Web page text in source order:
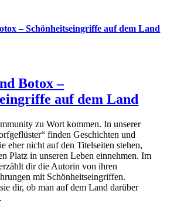
– Schönheitseingriffe auf dem Land
Botox –
auf dem Land
zu Wort kommen. In unserer
finden Geschichten und
eher nicht auf den Titelseiten stehen,
Platz in unseren Leben einnehmen. Im
dir die Autorin von ihren
mit Schönheitseingriffen.
dir, ob man auf dem Land darüber